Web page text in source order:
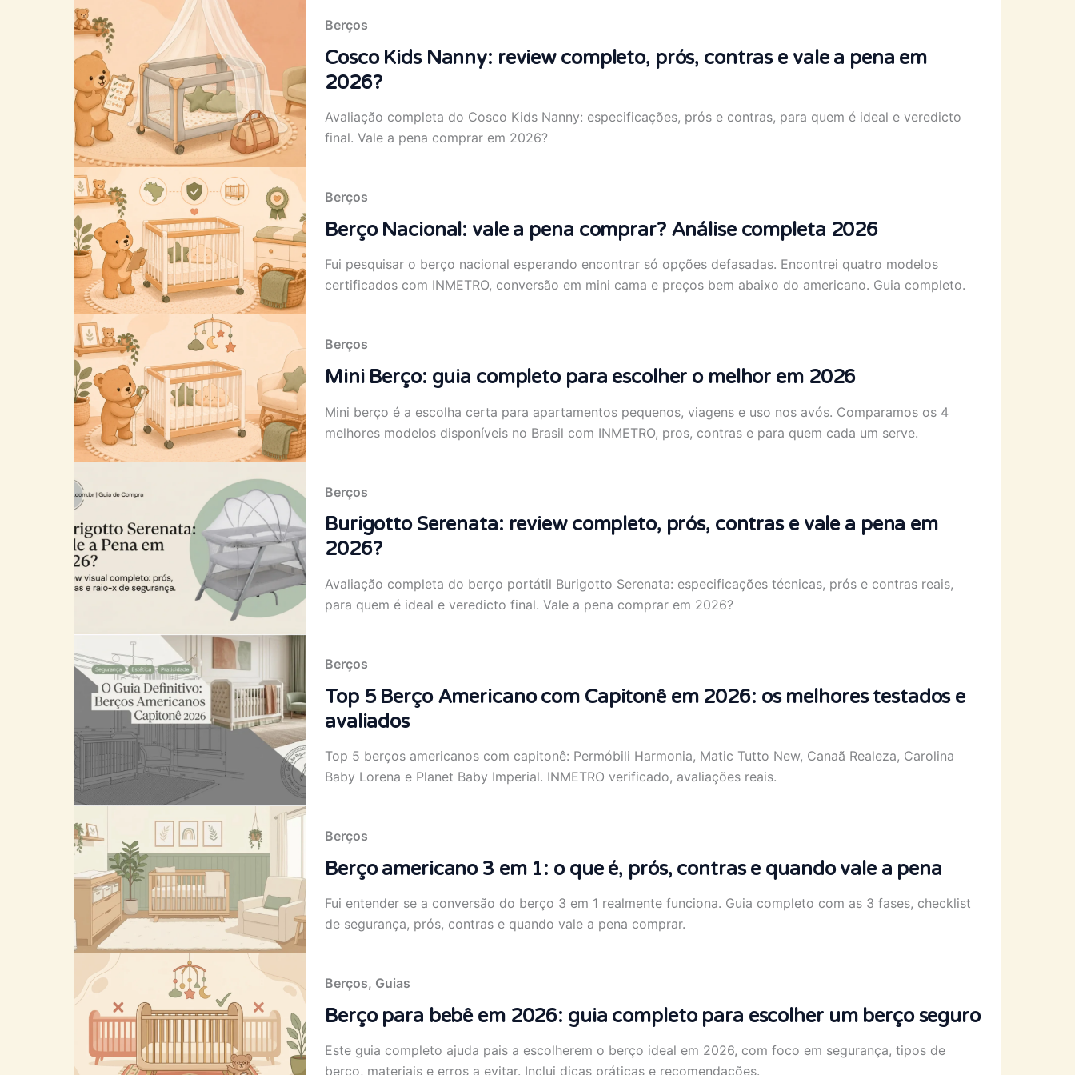
Berços
Cosco Kids Nanny: review completo, prós, contras e vale a pena em
2026?
Avaliação completa do Cosco Kids Nanny: especificações, prós e contras, para quem é ideal e veredicto
final. Vale a pena comprar em 2026?
Berços
Berço Nacional: vale a pena comprar? Análise completa 2026
Fui pesquisar o berço nacional esperando encontrar só opções defasadas. Encontrei quatro modelos
certificados com INMETRO, conversão em mini cama e preços bem abaixo do americano. Guia completo.
Berços
Mini Berço: guia completo para escolher o melhor em 2026
Mini berço é a escolha certa para apartamentos pequenos, viagens e uso nos avós. Comparamos os 4
melhores modelos disponíveis no Brasil com INMETRO, pros, contras e para quem cada um serve.
Berços
Burigotto Serenata: review completo, prós, contras e vale a pena em
2026?
Avaliação completa do berço portátil Burigotto Serenata: especificações técnicas, prós e contras reais,
para quem é ideal e veredicto final. Vale a pena comprar em 2026?
Berços
Top 5 Berço Americano com Capitonê em 2026: os melhores testados e
avaliados
Top 5 berços americanos com capitonê: Permóbili Harmonia, Matic Tutto New, Canaã Realeza, Carolina
Baby Lorena e Planet Baby Imperial. INMETRO verificado, avaliações reais.
Berços
Berço americano 3 em 1: o que é, prós, contras e quando vale a pena
Fui entender se a conversão do berço 3 em 1 realmente funciona. Guia completo com as 3 fases, checklist
de segurança, prós, contras e quando vale a pena comprar.
Berços, Guias
Berço para bebê em 2026: guia completo para escolher um berço seguro
Este guia completo ajuda pais a escolherem o berço ideal em 2026, com foco em segurança, tipos de
berço, materiais e erros a evitar. Inclui dicas práticas e recomendações.